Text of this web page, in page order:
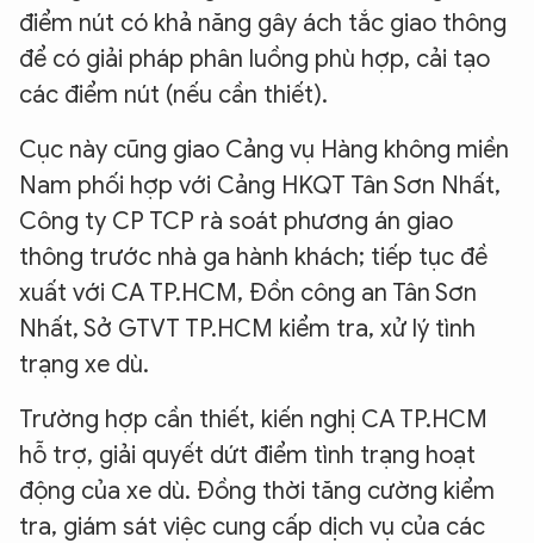
điểm nút có khả năng gây ách tắc giao thông
để có giải pháp phân luồng phù hợp, cải tạo
các điểm nút (nếu cần thiết).
Cục này cũng giao Cảng vụ Hàng không miền
Nam phối hợp với Cảng HKQT Tân Sơn Nhất,
Công ty CP TCP rà soát phương án giao
thông trước nhà ga hành khách; tiếp tục đề
xuất với CA TP.HCM, Đồn công an Tân Sơn
Nhất, Sở GTVT TP.HCM kiểm tra, xử lý tình
trạng xe dù.
Trường hợp cần thiết, kiến nghị CA TP.HCM
hỗ trợ, giải quyết dứt điểm tình trạng hoạt
động của xe dù. Đồng thời tăng cường kiểm
tra, giám sát việc cung cấp dịch vụ của các